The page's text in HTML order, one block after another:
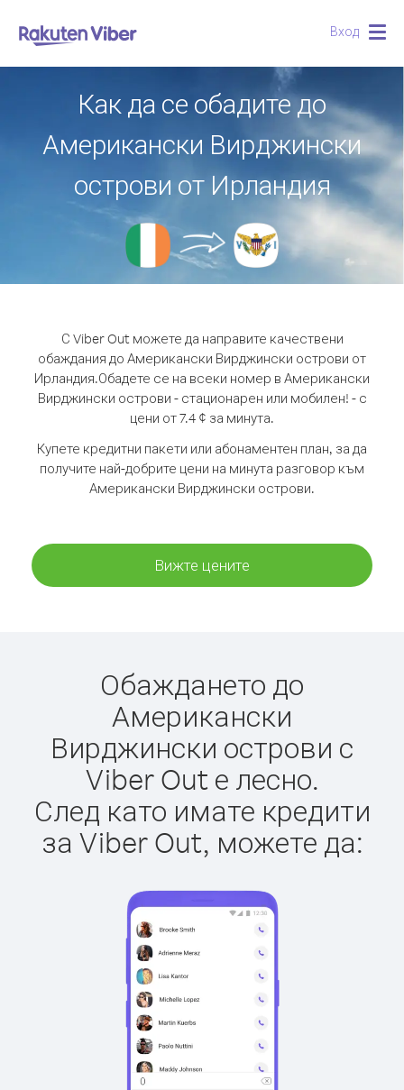
Вход
Как да се обадите до
Американски Вирджински
острови от Ирландия
С Viber Out можете да направите качествени
обаждания до Американски Вирджински острови от
Ирландия.Обадете се на всеки номер в Американски
Вирджински острови - стационарен или мобилен! - с
цени от 7.4 ¢ за минута.
Купете кредитни пакети или абонаментен план, за да
получите най-добрите цени на минута разговор към
Американски Вирджински острови.
Вижте цените
Обаждането до
Американски
Вирджински острови с
Viber Out е лесно.
След като имате кредити
за Viber Out, можете да: